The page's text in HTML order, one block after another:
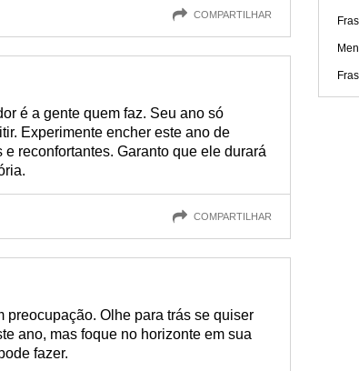
COMPARTILHAR
é a gente quem faz. Seu ano só
Experimente encher este ano de
reconfortantes. Garanto que ele durará
COMPARTILHAR
preocupação. Olhe para trás se quiser
ano, mas foque no horizonte em sua
fazer.